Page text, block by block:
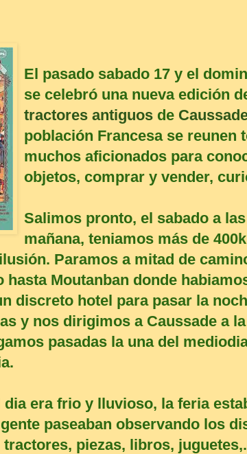
El pasado sabado 17 y el
se celebró una nueva edición
tractores antiguos de
población Francesa se reunen
muchos aficionados para
objetos, comprar y vender,
Salimos pronto, el sabado a
mañana, teniamos más de
Paramos a mitad de
hasta Moutanban donde
discreto hotel para pasar la
y nos dirigimos a Caussade a
pasadas la una del
dia era frio y lluvioso, la feria
paseaban observando los
piezas, libros,